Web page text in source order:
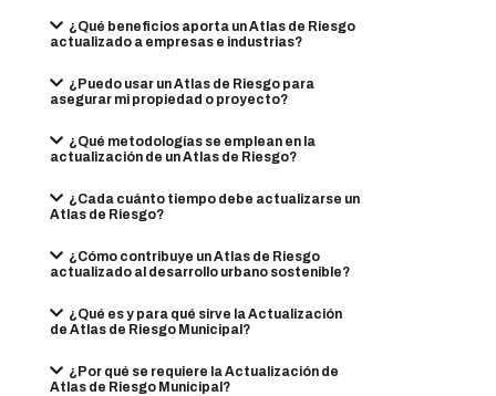
¿Qué beneficios aporta un Atlas de Riesgo
actualizado a empresas e industrias?
¿Puedo usar un Atlas de Riesgo para
asegurar mi propiedad o proyecto?
¿Qué metodologías se emplean en la
actualización de un Atlas de Riesgo?
¿Cada cuánto tiempo debe actualizarse un
Atlas de Riesgo?
¿Cómo contribuye un Atlas de Riesgo
actualizado al desarrollo urbano sostenible?
¿Qué es y para qué sirve la Actualización
de Atlas de Riesgo Municipal?
¿Por qué se requiere la Actualización de
Atlas de Riesgo Municipal?